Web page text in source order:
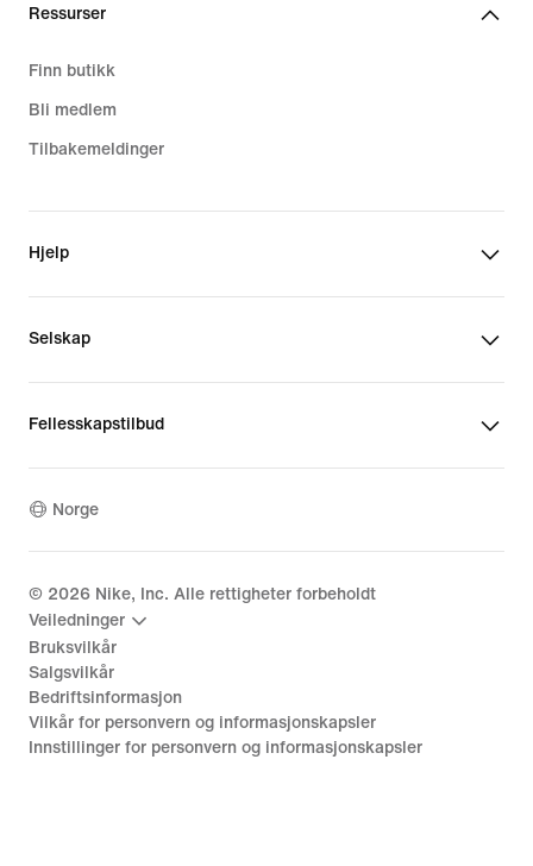
Ressurser
Finn butikk
Bli medlem
Tilbakemeldinger
Hjelp
Selskap
Fellesskapstilbud
Norge
© 2026 Nike, Inc. Alle rettigheter forbeholdt
Veiledninger
Bruksvilkår
Salgsvilkår
Bedriftsinformasjon
Vilkår for personvern og informasjonskapsler
Innstillinger for personvern og informasjonskapsler